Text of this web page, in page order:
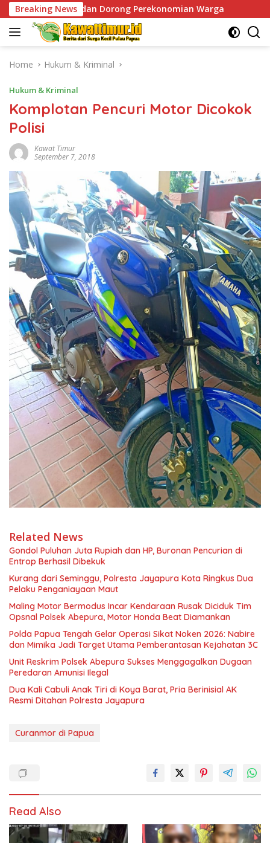
Skip
to
content
Breaking News
Dorong Perekonomian Warga Sentuhan Humanis di
Home Hukum & Kriminal
Hukum & Kriminal
Komplotan Pencuri Motor Dicokok
Polisi
Kawat Timur
September 7, 2018
Related News
Gondol Puluhan Juta Rupiah dan HP, Buronan Pencurian di
Entrop Berhasil Dibekuk
Kurang dari Seminggu, Polresta Jayapura Kota Ringkus Dua
Pelaku Penganiayaan Maut
Maling Motor Bermodus Incar Kendaraan Rusak Diciduk Tim
Opsnal Polsek Abepura, Motor Honda Beat Diamankan
Polda Papua Tengah Gelar Operasi Sikat Noken 2026: Nabire
dan Mimika Jadi Target Utama Pemberantasan Kejahatan 3C
Unit Reskrim Polsek Abepura Sukses Menggagalkan Dugaan
Peredaran Amunisi Ilegal
Dua Kali Cabuli Anak Tiri di Koya Barat, Pria Berinisial AK
Resmi Ditahan Polresta Jayapura
Curanmor di Papua
Read Also